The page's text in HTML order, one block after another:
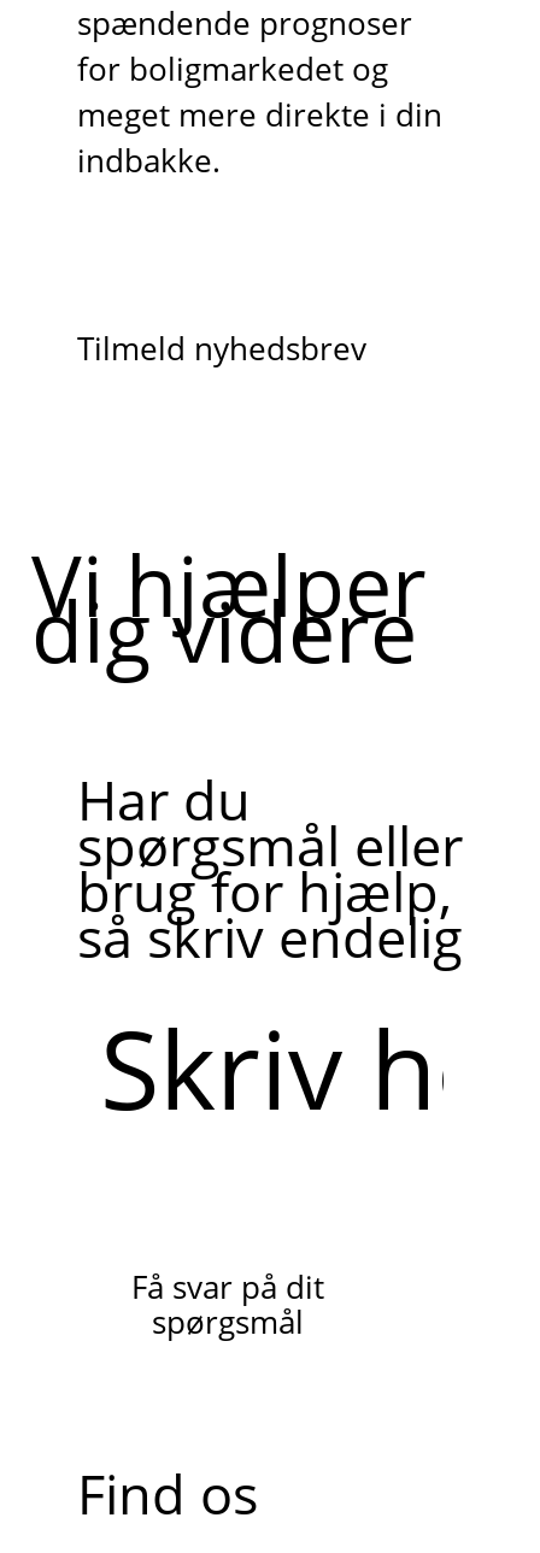
spændende prognoser
for boligmarkedet og
meget mere direkte i din
indbakke.
Tilmeld nyhedsbrev
Vi hjælper
dig videre
Har du
spørgsmål eller
brug for hjælp,
så skriv endelig
her
Få svar på dit
spørgsmål
Find os